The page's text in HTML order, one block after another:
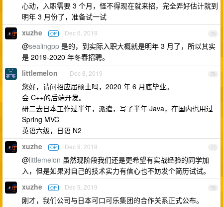
心动，入职需要 3 个月，怪不得现在就来招，完全弄好估计就到
明年 3 月份了，准备试一试
75
xuzhe OP Dec 6, 2019
@sealingpp 是的，到实际入职大概就是明年 3 月了，所以其实
是 2019-2020 年冬春招聘。
76
littlemelon Dec 8, 2019
您好，请问招应届硕士吗，2020 年 6 月底毕业。
会 C++的后端开发。
研二去日本工作过半年，派遣，写了半年 Java，在国内也用过
Spring MVC
英语六级，日语 N2
77
xuzhe OP Dec 9, 2019
@littlemelon 虽然现阶段我们还是更希望有实战经验的同学加
入，但是如果对自己的技术实力有信心也不妨发个简历试试。
78
xuzhe OP Dec 9, 2019
刚才，我们公司与日本可口可乐集团的合作关系正式公布。